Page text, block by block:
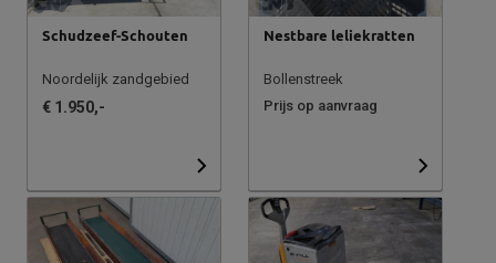
Schudzeef-Schouten
Noordelijk zandgebied
€ 1.950,-
Nestbare leliekratten
Bollenstreek
Prijs op aanvraag